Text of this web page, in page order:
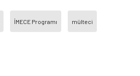
İMECE Programı mülteci